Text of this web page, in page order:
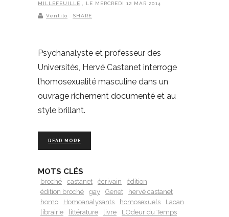
MILLEFEUILLE
, LE MERCREDI 12 MAR 2014
Ventilo SHARE
Psychanalyste et professeur des
Universités, Hervé Castanet interroge
l’homosexualité masculine dans un
ouvrage richement documenté et au
style brillant.
READ MORE
MOTS CLÉS
broché castanet écrivain
édition
édition broché
gay Genet
hervé castanet
homo
Homoanalysants homosexuels
Lacan
librairie
littérature livre
L’Odeur du Temps